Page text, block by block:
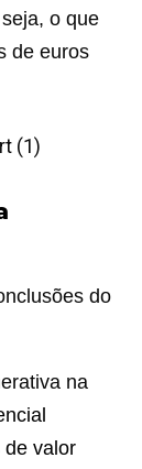
o que
de euros
do
na
de valor